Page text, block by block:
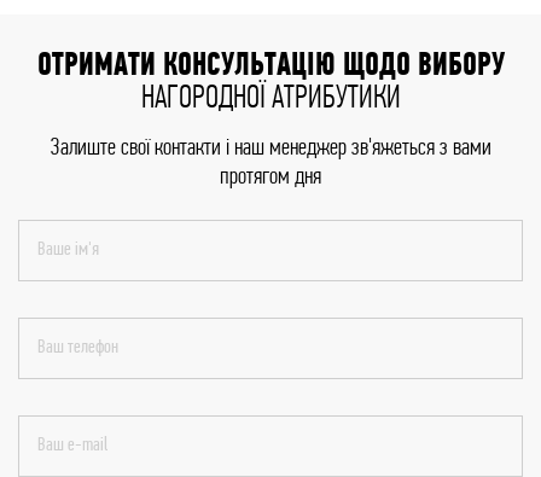
ОТРИМАТИ КОНСУЛЬТАЦІЮ ЩОДО ВИБОРУ
НАГОРОДНОЇ АТРИБУТИКИ
Залиште свої контакти і наш менеджер зв'яжеться з вами
протягом дня